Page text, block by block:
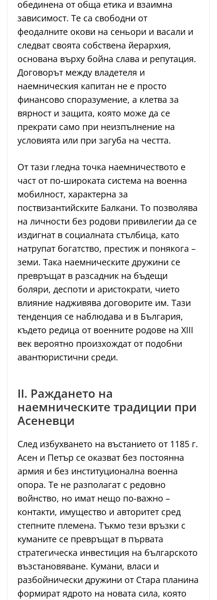
обединена от обща етика и взаимна
зависимост. Те са свободни от
феодалните окови на сеньори и васали и
следват своята собствена йерархия,
основана върху бойна слава и репутация.
Договорът между владетеля и
наемническия капитан не е просто
финансово споразумение, а клетва за
вярност и защита, която може да се
прекрати само при неизпълнение на
условията или при загуба на честта.
От тази гледна точка наемничеството е
част от по-широката система на военна
мобилност, характерна за
поствизантийските Балкани. То позволява
на личности без родови привилегии да се
издигнат в социалната стълбица, като
натрупат богатство, престиж и понякога –
земи. Така наемническите дружини се
превръщат в разсадник на бъдещи
боляри, деспоти и аристократи, чието
влияние надживява договорите им. Тази
тенденция се наблюдава и в България,
където редица от военните родове на XIII
век вероятно произхождат от подобни
авантюристични среди.
II. Раждането на
наемническите традиции при
Асеневци
След избухването на въстанието от 1185 г.
Асен и Петър се оказват без постоянна
армия и без институционална военна
опора. Те не разполагат с редовно
войнство, но имат нещо по-важно –
контакти, имущество и авторитет сред
степните племена. Тъкмо тези връзки с
куманите се превръщат в първата
стратегическа инвестиция на българското
възстановяване. Кумани, власи и
разбойнически дружини от Стара планина
формират ядрото на новата сила, която